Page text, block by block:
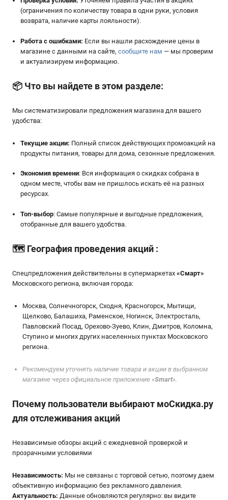
(ограничения по количеству товара в одни руки, условия
возврата, наличие карты лояльности).
Работа с ошибками: Если вы нашли расхождение цены в
магазине с данными на сайте,сообщите нам — мы проверим
и актуализируем информацию.
📦 Что вы найдете в этом разделе:
Мы систематизировали предложения магазина для вашего
удобства:
Текущие акции: Полный список действующих промоакций на
продукты питания, товары для дома, сезонные предложения.
Экономия времени: Вся информация о скидках собрана в
одном месте, чтобы вам не пришлось искать её на разных
ресурсах.
Топ-выбор: Самые популярные и выгодные предложения,
отобранные для вашего удобства.
🗺️ География проведения акций :
Спецпредложения действительны в супермаркетах «Смарт»
Московского региона, включая города:
Москва, Солнечногорск, Сходня, Красногорск, Мытищи,
Щелково, Балашиха, Раменское, Ногинск, Электросталь,
Павловский Посад, Орехово-Зуево, Клин, Дмитров, Коломна,
Ступино и многих других населенных пунктах Московского
региона.
Рекомендуем уточнять наличие товара и акции в выбранном
магазине через официальное приложение «Smart».
Почему пользователи выбирают мoСкидка.ру
для отслеживания акций
Независимые обзоры акций с ежедневной проверкой и
прозрачными условиями
Независимость: Мы не связаны с торговой сетью, поэтому даем
объективную информацию без рекламного давления.
Актуальность: Данные обновляются регулярно: вы видите